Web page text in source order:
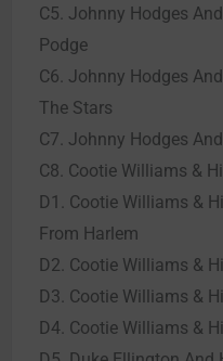
C5. Johnny Hodges
Podge
C6. Johnny Hodges
The Stars
C7. Johnny Hodges
C8. Cootie Williams &
D1. Cootie Williams &
From Harlem
D2. Cootie Williams &
D3. Cootie Williams &
D4. Cootie Williams &